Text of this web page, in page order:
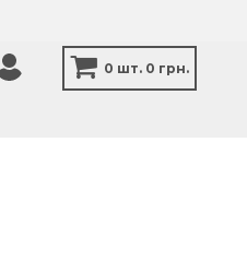
0 шт. 0 грн.